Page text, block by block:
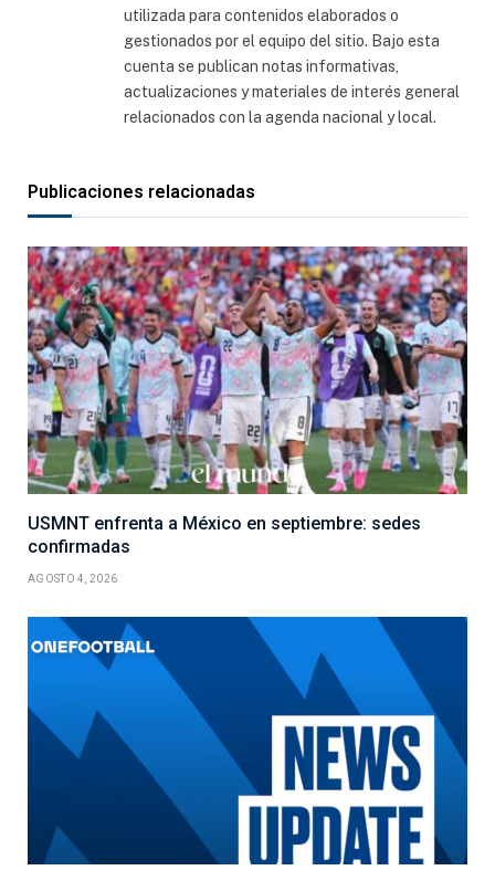
utilizada para contenidos elaborados o
gestionados por el equipo del sitio. Bajo esta
cuenta se publican notas informativas,
actualizaciones y materiales de interés general
relacionados con la agenda nacional y local.
Publicaciones relacionadas
USMNT enfrenta a México en septiembre: sedes
confirmadas
AGOSTO 4, 2026